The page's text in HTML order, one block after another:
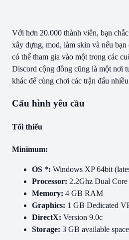
Với hơn 20.000 thành viên, bạn
xây dựng, mod, làm skin và nếu
có thể tham gia vào một trong các
Discord cộng đồng cũng là một nơi
khác để cùng chơi các trận đấu
Cấu hình yêu cầu
Tối thiểu
Minimum:
OS *: Windows XP 64bit
Processor: 2.2Ghz Dual Core
Memory: 4 GB RAM
Graphics: 1 GB Dedicated
DirectX: Version 9.0c
Storage: 3 GB available space